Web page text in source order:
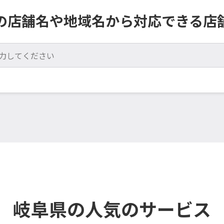
店舗名や地域名から対応できる店
岐阜県の人気のサービス